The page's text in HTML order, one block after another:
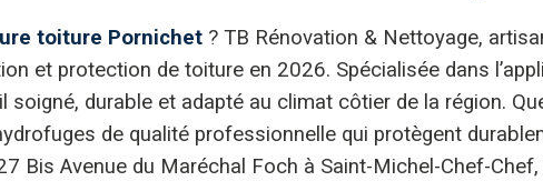
toiture Pornichet ? TB Rénovation & Nettoyage,
et protection de toiture en 2026. Spécialisée dans
soigné, durable et adapté au climat côtier de la région.
de qualité professionnelle qui protègent
Bis Avenue du Maréchal Foch à Saint-Michel-Chef-